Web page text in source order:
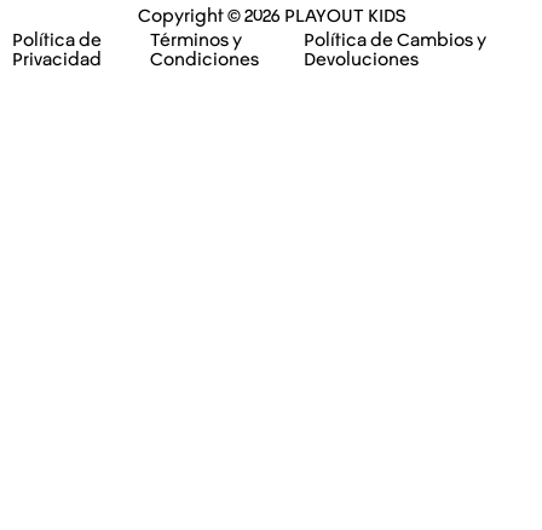
Copyright © 2026 PLAYOUT KIDS
Política de
Privacidad
Términos y
Condiciones
Política de Cambios y
Devoluciones